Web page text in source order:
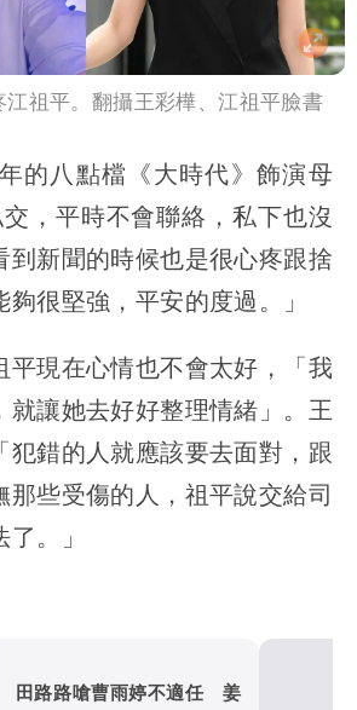
祖平。翻攝王彩樺、江祖平臉書
的八點檔《大時代》飾演母
，平時不會聯絡，私下也沒
到新聞的時候也是很心疼跟捨
很堅強，平安的度過。」
平現在心情也不會太好，「我
就讓她去好好整理情緒」。王
犯錯的人就應該要去面對，跟
那些受傷的人，祖平說交給司
。」
田路路嗆曹雨婷不適任 姜